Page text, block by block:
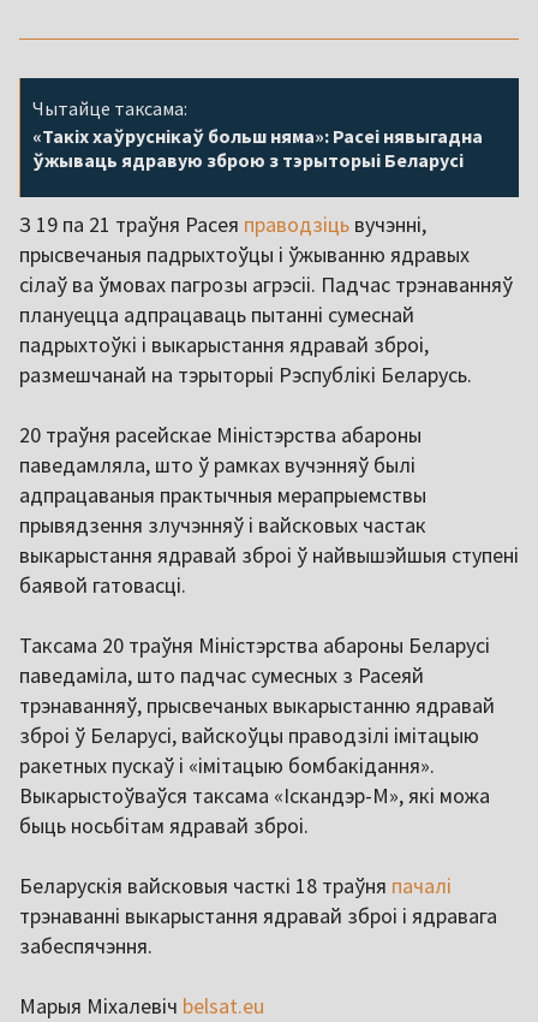
Чытайце таксама:
«Такіх хаўруснікаў больш няма»: Расеі нявыгадна
ўжываць ядравую зброю з тэрыторыі Беларусі
З 19 па 21 траўня Расея праводзіць вучэнні,
прысвечаныя падрыхтоўцы і ўжыванню ядравых
сілаў ва ўмовах пагрозы агрэсіі. Падчас трэнаванняў
плануецца адпрацаваць пытанні сумеснай
падрыхтоўкі і выкарыстання ядравай зброі,
размешчанай на тэрыторыі Рэспублікі Беларусь.
20 траўня расейскае Міністэрства абароны
паведамляла, што ў рамках вучэнняў былі
адпрацаваныя практычныя мерапрыемствы
прывядзення злучэнняў і вайсковых частак
выкарыстання ядравай зброі ў найвышэйшыя ступені
баявой гатовасці.
Таксама 20 траўня Міністэрства абароны Беларусі
паведаміла, што падчас сумесных з Расеяй
трэнаванняў, прысвечаных выкарыстанню ядравай
зброі ў Беларусі, вайскоўцы праводзілі імітацыю
ракетных пускаў і «імітацыю бомбакідання».
Выкарыстоўваўся таксама «Іскандэр-М», які можа
быць носьбітам ядравай зброі.
Беларускія вайсковыя часткі 18 траўня пачалі
трэнаванні выкарыстання ядравай зброі і ядравага
забеспячэння.
Марыя Міхалевіч belsat.eu